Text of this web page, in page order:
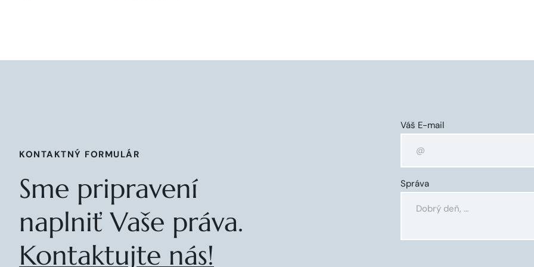
KONTAKTNÝ FORMULÁR
Sme pripravení
naplniť Vaše práva.
Kontaktujte nás!
Váš E-mail
Správa